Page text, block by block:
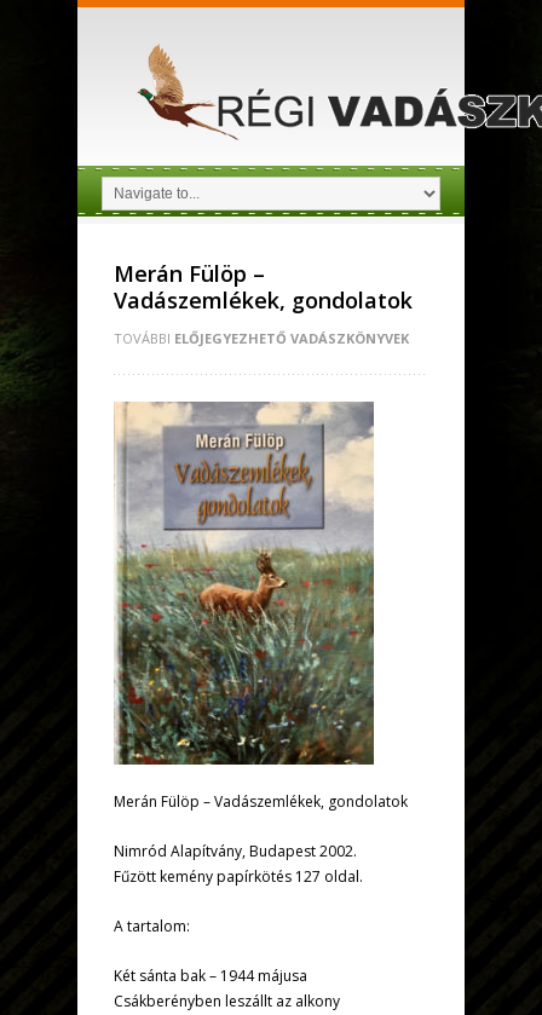
Merán Fülöp –
Vadászemlékek, gondolatok
TOVÁBBI ELŐJEGYEZHETŐ VADÁSZKÖNYVEK
Merán Fülöp – Vadászemlékek, gondolatok
Nimród Alapítvány, Budapest 2002.
Fűzött kemény papírkötés 127 oldal.
A tartalom:
Két sánta bak – 1944 májusa
Csákberényben leszállt az alkony